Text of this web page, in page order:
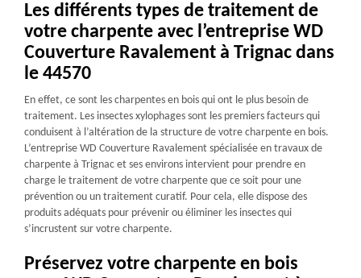
Les différents types de traitement de
votre charpente avec l’entreprise WD
Couverture Ravalement à Trignac dans
le 44570
En effet, ce sont les charpentes en bois qui ont le plus besoin de
traitement. Les insectes xylophages sont les premiers facteurs qui
conduisent à l’altération de la structure de votre charpente en bois.
L’entreprise WD Couverture Ravalement spécialisée en travaux de
charpente à Trignac et ses environs intervient pour prendre en
charge le traitement de votre charpente que ce soit pour une
prévention ou un traitement curatif. Pour cela, elle dispose des
produits adéquats pour prévenir ou éliminer les insectes qui
s’incrustent sur votre charpente.
Préservez votre charpente en bois